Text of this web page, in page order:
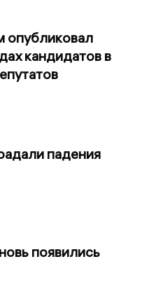
опубликовал
кандидатов в
падения
появились